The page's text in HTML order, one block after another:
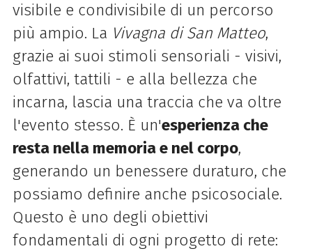
visibile e condivisibile di un percorso
più ampio. La Vivagna di San Matteo,
grazie ai suoi stimoli sensoriali - visivi,
olfattivi, tattili - e alla bellezza che
incarna, lascia una traccia che va oltre
l'evento stesso. È un'esperienza che
resta nella memoria e nel corpo,
generando un benessere duraturo, che
possiamo definire anche psicosociale.
Questo è uno degli obiettivi
fondamentali di ogni progetto di rete: